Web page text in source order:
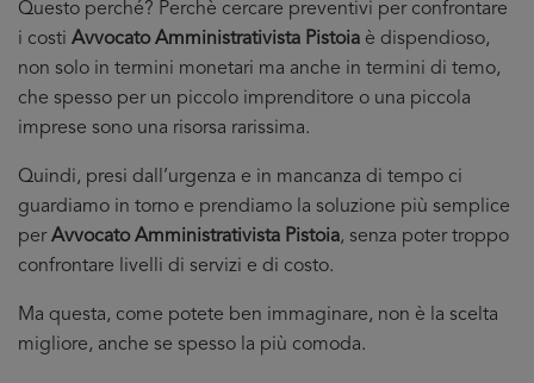
Questo perché? Perchè cercare preventivi per confrontare
i costi Avvocato Amministrativista Pistoia è dispendioso,
non solo in termini monetari ma anche in termini di temo,
che spesso per un piccolo imprenditore o una piccola
imprese sono una risorsa rarissima.
Quindi, presi dall’urgenza e in mancanza di tempo ci
guardiamo in torno e prendiamo la soluzione più semplice
perAvvocato Amministrativista Pistoia, senza poter troppo
confrontare livelli di servizi e di costo.
Ma questa, come potete ben immaginare, non è la scelta
migliore, anche se spesso la più comoda.